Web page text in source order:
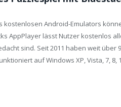
kostenlosen Android-Emulators
AppPlayer lässt Nutzer kostenlos
sind. Seit 2011 haben weit
auf Windows XP, Vista, 7, 8,